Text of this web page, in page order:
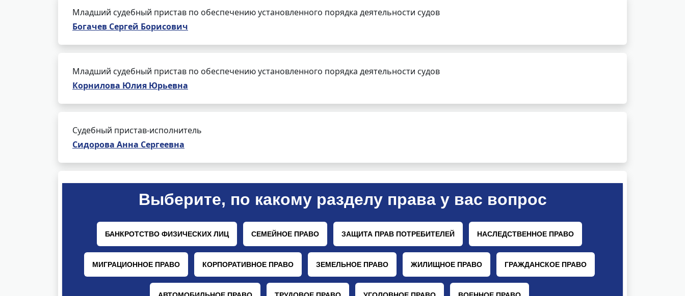
Младший судебный пристав по обеспечению установленного порядка деятельности судов
Богачев Сергей Борисович
Младший судебный пристав по обеспечению установленного порядка деятельности судов
Корнилова Юлия Юрьевна
Судебный пристав-исполнитель
Сидорова Анна Сергеевна